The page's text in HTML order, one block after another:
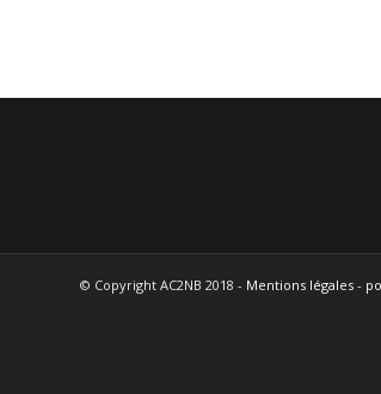
© Copyright AC2NB 2018 - Mentions légales -